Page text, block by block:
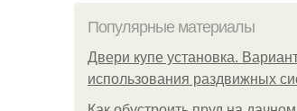
Популярные материалы
Двери купе установка.
использования раздвижных